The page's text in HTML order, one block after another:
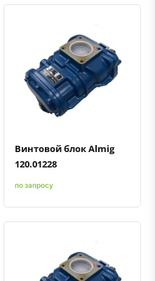
Быстрый просмотрДобавить к сравнению
Добавить в избранное
Винтовой блок Almig
120.01228
по запросу